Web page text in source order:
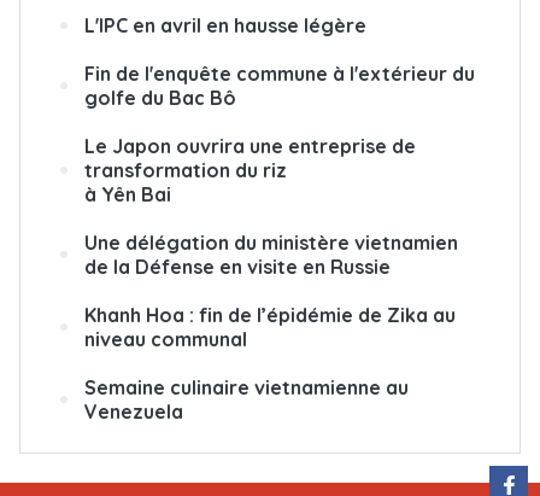
L'IPC en avril en hausse légère
Fin de l'enquête commune à l'extérieur du
golfe du Bac Bô
Le Japon ouvrira une entreprise de
transformation du riz
à Yên Bai
Une délégation du ministère vietnamien
de la Défense en visite en Russie
Khanh Hoa : fin de l’épidémie de Zika au
niveau communal
Semaine culinaire vietnamienne au
Venezuela